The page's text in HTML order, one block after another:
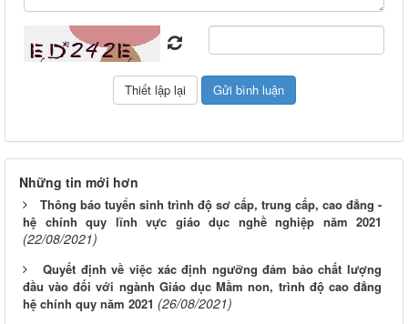
Những tin mới hơn
Thông báo tuyển sinh trình độ sơ cấp, trung cấp, cao đẳng -
hệ chính quy lĩnh vực giáo dục nghề nghiệp năm 2021
(22/08/2021)
Quyết định về việc xác định ngưỡng đảm bảo chất lượng
đầu vào đối với ngành Giáo dục Mầm non, trình độ cao đẳng
hệ chính quy năm 2021 (26/08/2021)